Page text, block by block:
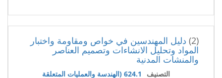
(2) دليل المهندسين في خواص ومقاومة واختبار
المواد وتحليل الانشاءات وتصميم العناصر
والمنشات المدنية
التصنيف
624.1 (الهندسة والعمليات المتعلقة